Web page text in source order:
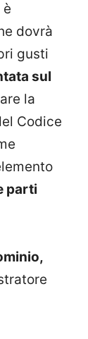
dovrà
gusti
sul
la
Codice
parti